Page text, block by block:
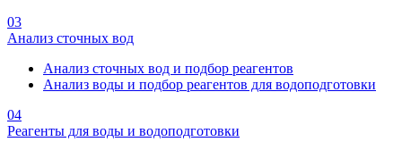
03
Анализ сточных вод
Анализ сточных вод и подбор реагентов
Анализ воды и подбор реагентов для водоподготовки
04
Реагенты для воды и водоподготовки